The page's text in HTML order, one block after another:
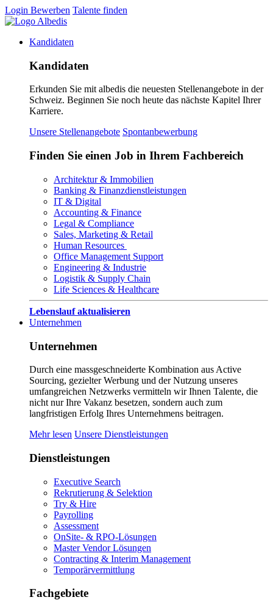
Login Bewerben Talente finden
Kandidaten
Kandidaten
Erkunden Sie mit albedis die neuesten Stellenangebote in der
Schweiz. Beginnen Sie noch heute das nächste Kapitel Ihrer
Karriere.
Unsere Stellenangebote Spontanbewerbung
Finden Sie einen Job in Ihrem Fachbereich
Architektur & Immobilien
Banking & Finanzdienstleistungen
IT & Digital
Accounting & Finance
Legal & Compliance
Sales, Marketing & Retail
Human Resources
Office Management Support
Engineering & Industrie
Logistik & Supply Chain
Life Sciences & Healthcare
Lebenslauf aktualisieren
Unternehmen
Unternehmen
Durch eine massgeschneiderte Kombination aus Active
Sourcing, gezielter Werbung und der Nutzung unseres
umfangreichen Netzwerks vermitteln wir Ihnen Talente, die
nicht nur Ihre Vakanz besetzen, sondern auch zum
langfristigen Erfolg Ihres Unternehmens beitragen.
Mehr lesen Unsere Dienstleistungen
Dienstleistungen
Executive Search
Rekrutierung & Selektion
Try & Hire
Payrolling
Assessment
OnSite- & RPO-Lösungen
Master Vendor Lösungen
Contracting & Interim Management
Temporärvermittlung
Fachgebiete